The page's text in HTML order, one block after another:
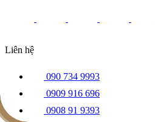
Liên hệ
090 734 9993
0909 916 696
0908 91 9393